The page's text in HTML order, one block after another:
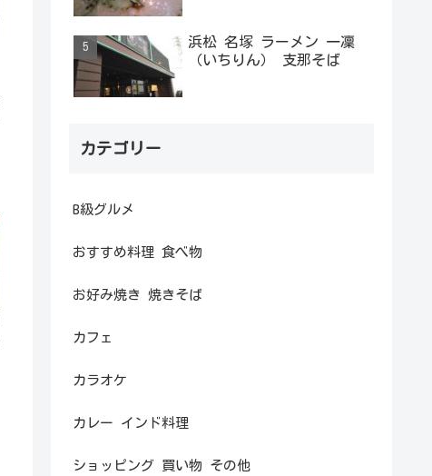
浜松 名塚 ラーメン 一凜
（いちりん） 支那そば
カテゴリー
B級グルメ
おすすめ料理 食べ物
お好み焼き 焼きそば
カフェ
カラオケ
カレー インド料理
ショッピング 買い物 その他